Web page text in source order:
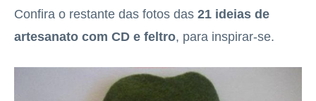
Confira o restante das fotos das 21 ideias de
artesanato com CD e feltro, para inspirar-se.